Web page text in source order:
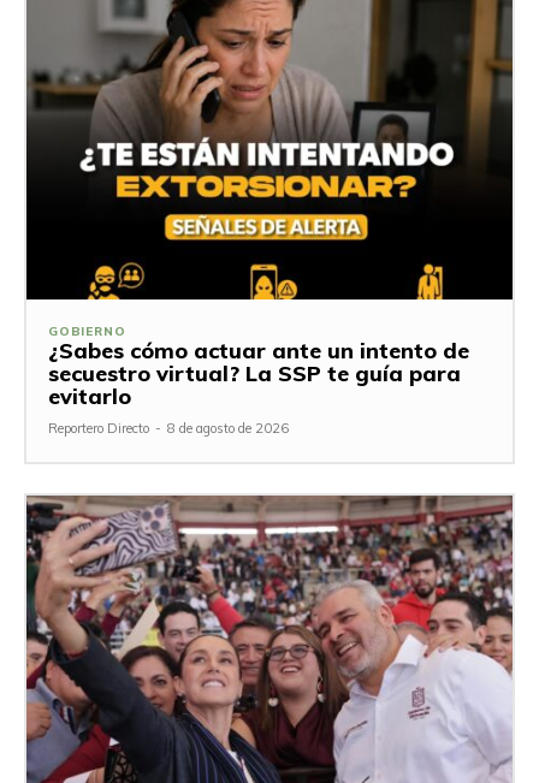
GOBIERNO
¿Sabes cómo actuar ante un intento de
secuestro virtual? La SSP te guía para
evitarlo
Reportero Directo - 8 de agosto de 2026